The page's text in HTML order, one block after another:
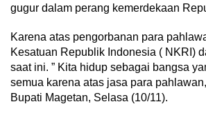
gugur dalam perang kemerdekaan
Karena atas pengorbanan para
Kesatuan Republik Indonesia ( NKRI)
saat ini. ” Kita hidup sebagai bangsa
semua karena atas jasa para
Bupati Magetan, Selasa (10/11).